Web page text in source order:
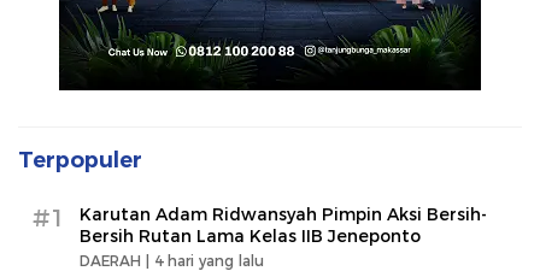
Terpopuler
#1
Karutan Adam Ridwansyah Pimpin Aksi Bersih-
Bersih Rutan Lama Kelas IIB Jeneponto
DAERAH | 4 hari yang lalu